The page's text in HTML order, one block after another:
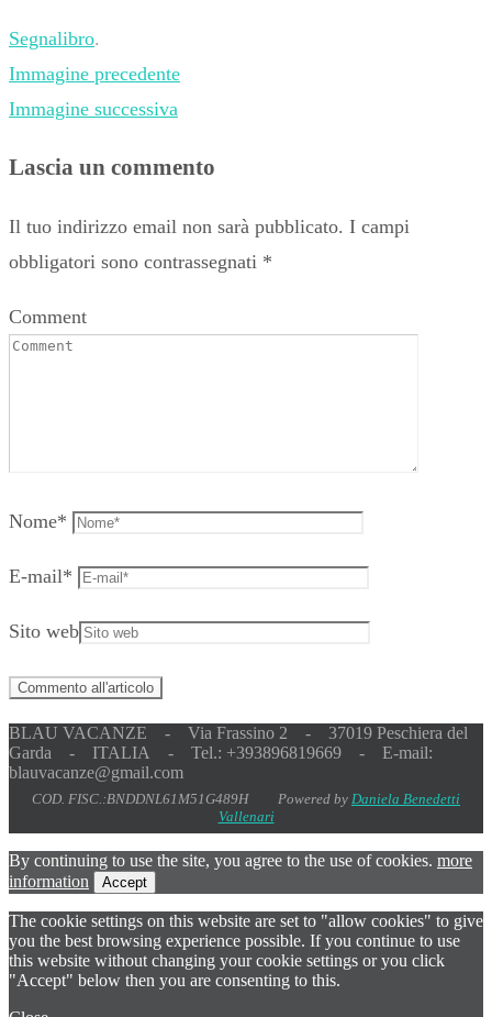
Segnalibro.
Immagine precedente
Immagine successiva
Lascia un commento
Il tuo indirizzo email non sarà pubblicato. I campi
obbligatori sono contrassegnati *
Comment
Nome*
E-mail*
Sito web
BLAU VACANZE - Via Frassino 2 - 37019 Peschiera del
Garda - ITALIA - Tel.: +393896819669 - E-mail:
blauvacanze@gmail.com
COD. FISC.:BNDDNL61M51G489H Powered by Daniela Benedetti
Vallenari
By continuing to use the site, you agree to the use of cookies. more
information
Accept
The cookie settings on this website are set to "allow cookies" to give
you the best browsing experience possible. If you continue to use
this website without changing your cookie settings or you click
"Accept" below then you are consenting to this.